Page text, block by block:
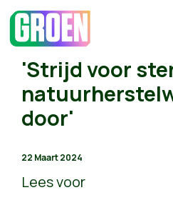
'Strijd voor
door'
22 Maart 2024
Lees voor